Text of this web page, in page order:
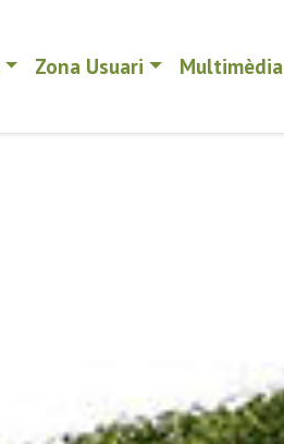
Zona Usuari Multimèdia